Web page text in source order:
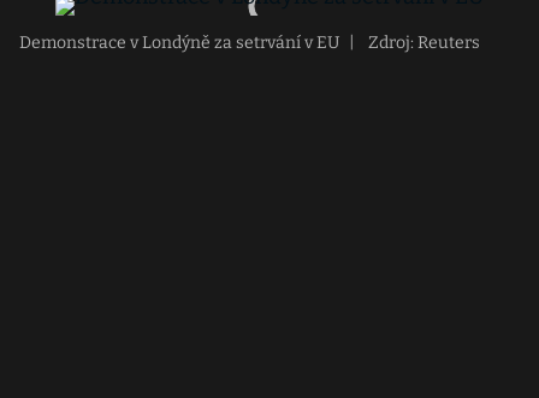
Demonstrace v Londýně za setrvání v EU Zdroj: Reuters